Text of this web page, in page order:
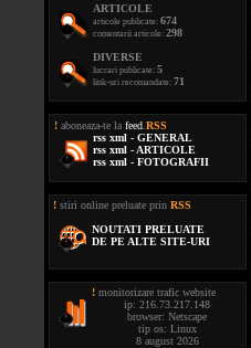
ARTICOLE
articole publicate: 674
comentarii articole: 298
DIVERSE
lucrari publicate: 5
link-uri recomandate: 71
! aboneaza-te la feed RSS
rss xml - GENERAL
rss xml - ARTICOLE
rss xml - FOTOGRAFII
! stiri online preluate prin RSS
NOUTATI PRELUATE
DE PE ALTE SITE-URI
! monitorizare trafic website
ip: 216.73.217.148
browser: Netscape
tip os: Linux
8 august 2026